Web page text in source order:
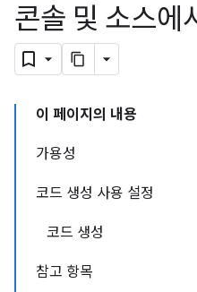
콘솔 및 소스에
이 페이지의 내용
가용성
코드 생성 사용 설정
코드 생성
참고 항목